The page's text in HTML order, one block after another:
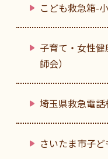
こども救急箱-
子育て・女性
師会）
埼玉県救急電話
さいたま市子